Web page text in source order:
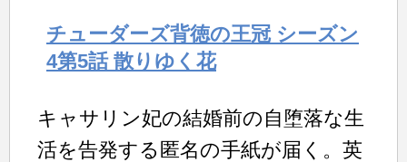
チューダーズ背徳の王冠 シーズン
4第5話 散りゆく花
キャサリン妃の結婚前の自堕落な生
活を告発する匿名の手紙が届く。英